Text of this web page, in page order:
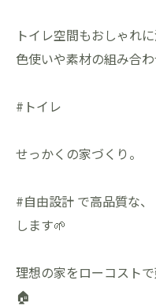
トイレ空間もおしゃれ
色使いや素材の組み合
#トイレ
せっかくの家づくり。
#自由設計 で高品質な
します🌱
理想の家をローコスト
🏠